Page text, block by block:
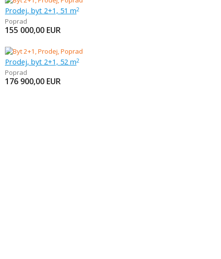
Prodej, byt 2+1, 51 m2
Poprad
155 000,00 EUR
Prodej, byt 2+1, 52 m2
Poprad
176 900,00 EUR